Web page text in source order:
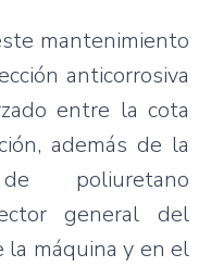
mantenimiento
anticorrosiva
entre la cota
además de la
poliuretano
general del
la máquina y en el